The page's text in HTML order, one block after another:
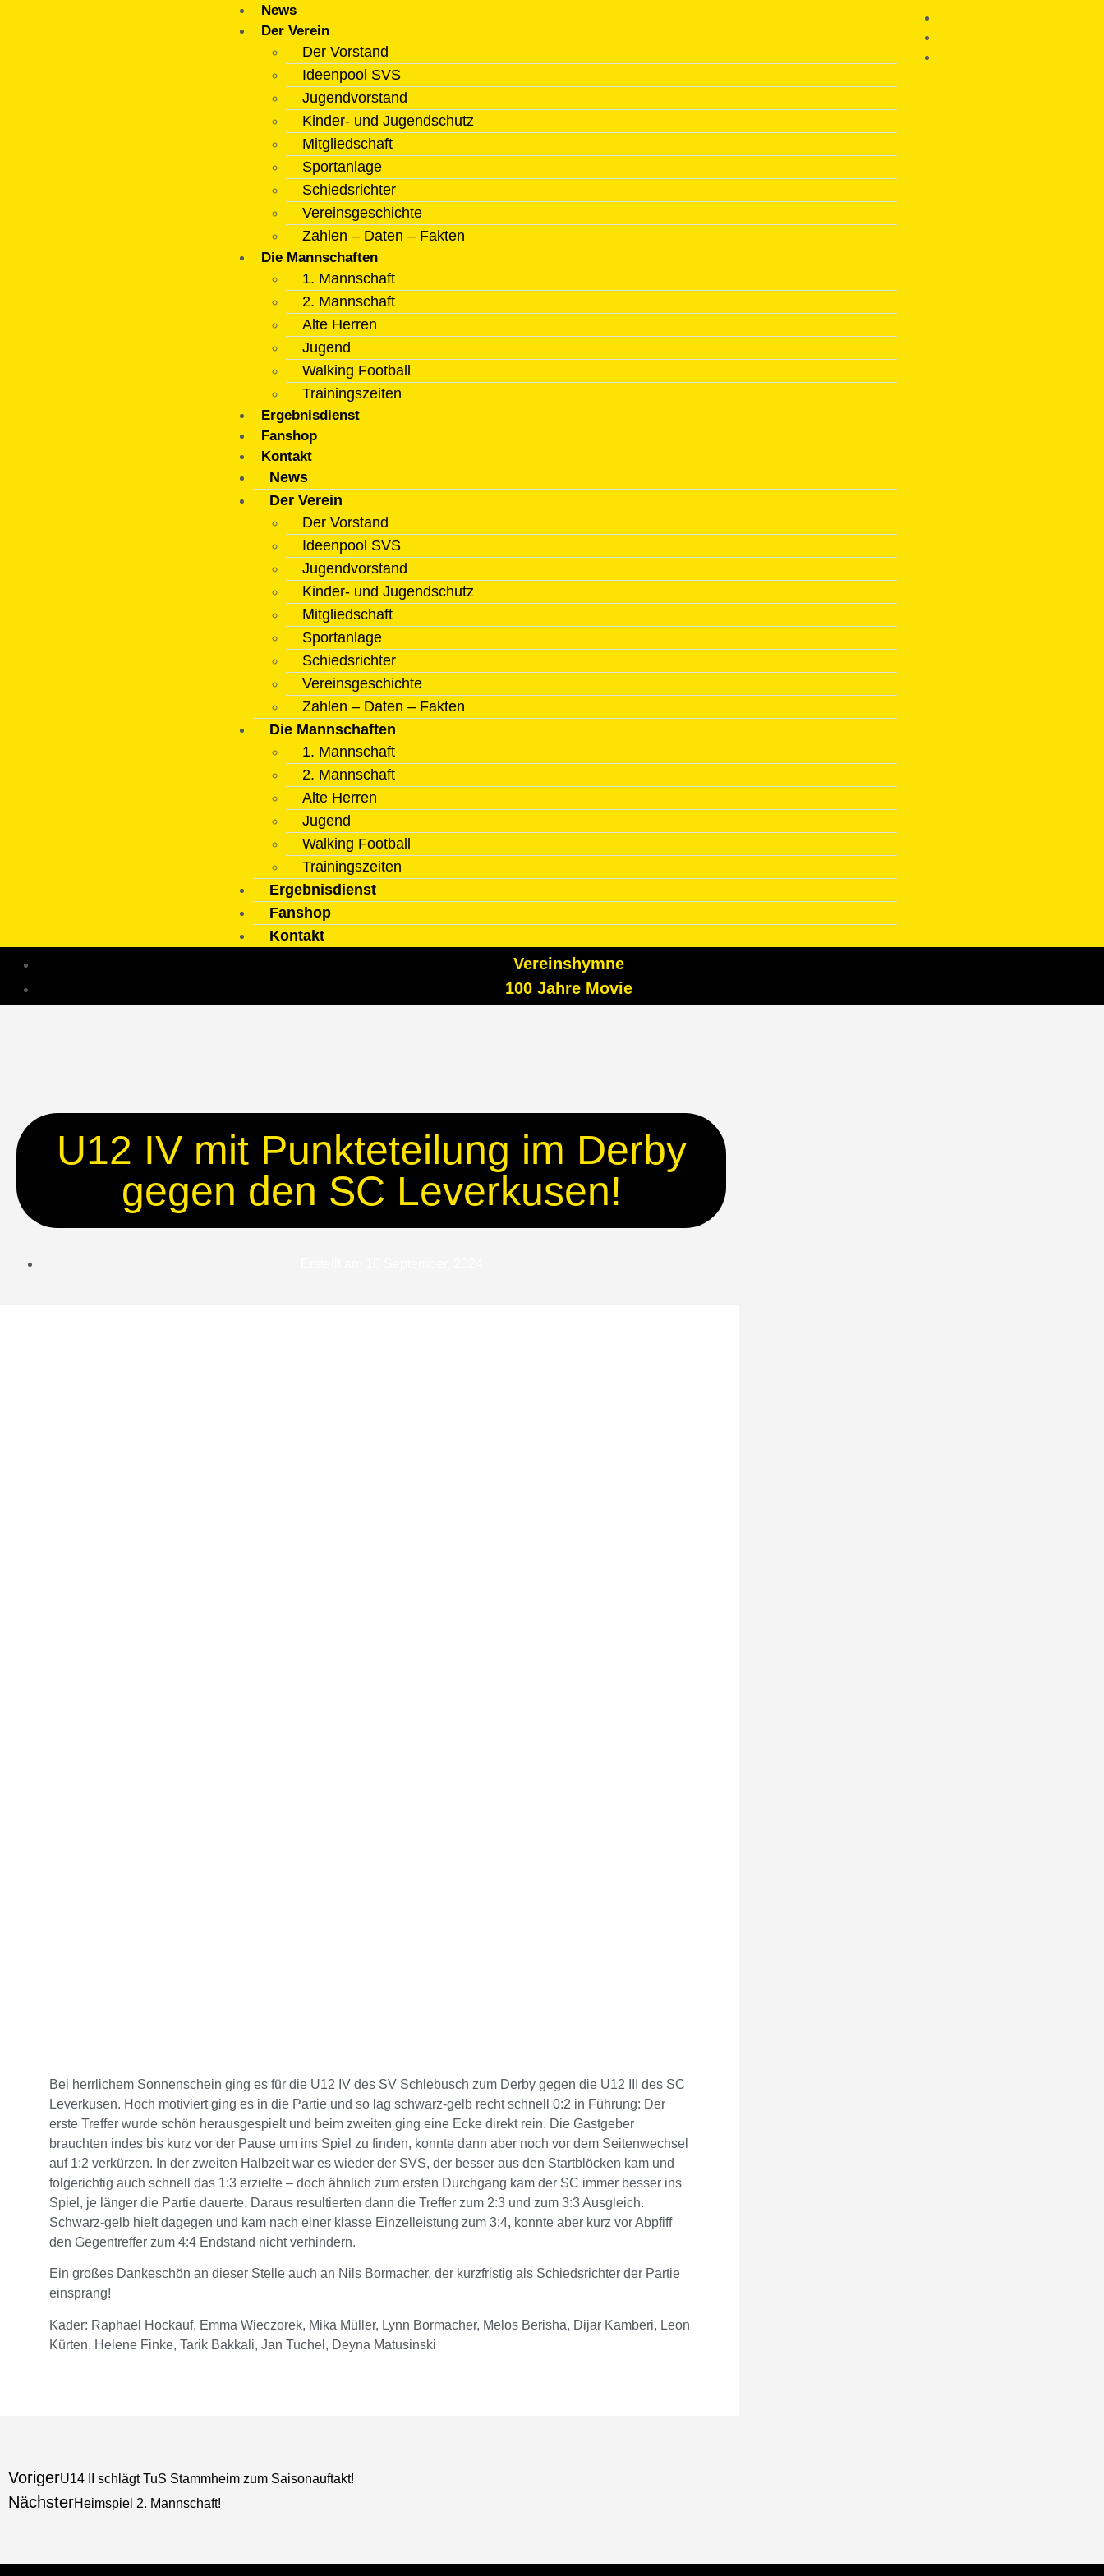
News
Der Verein
Der Vorstand
Ideenpool SVS
Jugendvorstand
Kinder- und Jugendschutz
Mitgliedschaft
Sportanlage
Schiedsrichter
Vereinsgeschichte
Zahlen – Daten – Fakten
Die Mannschaften
1. Mannschaft
2. Mannschaft
Alte Herren
Jugend
Walking Football
Trainingszeiten
Ergebnisdienst
Fanshop
Kontakt
News
Der Verein
Der Vorstand
Ideenpool SVS
Jugendvorstand
Kinder- und Jugendschutz
Mitgliedschaft
Sportanlage
Schiedsrichter
Vereinsgeschichte
Zahlen – Daten – Fakten
Die Mannschaften
1. Mannschaft
2. Mannschaft
Alte Herren
Jugend
Walking Football
Trainingszeiten
Ergebnisdienst
Fanshop
Kontakt
Vereinshymne
100 Jahre Movie
U12 IV mit Punkteteilung im Derby
gegen den SC Leverkusen!
Bei herrlichem Sonnenschein ging es für die U12 IV des SV Schlebusch zum Derby gegen die U12 III des SC
Leverkusen. Hoch motiviert ging es in die Partie und so lag schwarz-gelb recht schnell 0:2 in Führung: Der
erste Treffer wurde schön herausgespielt und beim zweiten ging eine Ecke direkt rein. Die Gastgeber
brauchten indes bis kurz vor der Pause um ins Spiel zu finden, konnte dann aber noch vor dem Seitenwechsel
auf 1:2 verkürzen. In der zweiten Halbzeit war es wieder der SVS, der besser aus den Startblöcken kam und
folgerichtig auch schnell das 1:3 erzielte – doch ähnlich zum ersten Durchgang kam der SC immer besser ins
Spiel, je länger die Partie dauerte. Daraus resultierten dann die Treffer zum 2:3 und zum 3:3 Ausgleich.
Schwarz-gelb hielt dagegen und kam nach einer klasse Einzelleistung zum 3:4, konnte aber kurz vor Abpfiff
den Gegentreffer zum 4:4 Endstand nicht verhindern.
Ein großes Dankeschön an dieser Stelle auch an Nils Bormacher, der kurzfristig als Schiedsrichter der Partie
einsprang!
Kader: Raphael Hockauf, Emma Wieczorek, Mika Müller, Lynn Bormacher, Melos Berisha, Dijar Kamberi, Leon
Kürten, Helene Finke, Tarik Bakkali, Jan Tuchel, Deyna Matusinski
VorigerU14 II schlägt TuS Stammheim zum Saisonauftakt!
NächsterHeimspiel 2. Mannschaft!